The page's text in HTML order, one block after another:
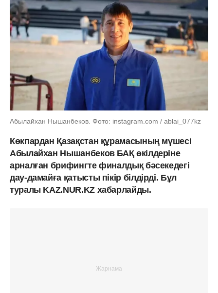
Абылайхан Нышанбеков. Фото: instagram.com / ablai_077kz
Көкпардан Қазақстан құрамасының мүшесі
Абылайхан Нышанбеков БАҚ өкілдеріне
арналған брифингте финалдық бәсекедегі
дау-дамайға қатысты пікір білдірді. Бұл
туралы KAZ.NUR.KZ хабарлайды.